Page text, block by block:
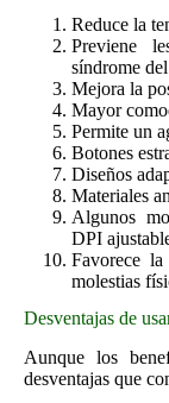
Reduce la
Previene
síndrome
Mejora la
Mayor
Permite un
Botones
Diseños
Materiales
Algunos
DPI
Favorece
molestias
Desventajas de
Aunque los
desventajas que